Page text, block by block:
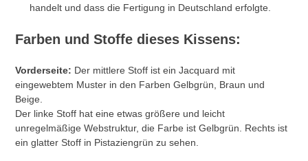
handelt und dass die Fertigung in Deutschland erfolgte.
Farben und Stoffe dieses Kissens:
Vorderseite: Der mittlere Stoff ist ein Jacquard mit
eingewebtem Muster in den Farben Gelbgrün, Braun und
Beige.
Der linke Stoff hat eine etwas größere und leicht
unregelmäßige Webstruktur, die Farbe ist Gelbgrün. Rechts ist
ein glatter Stoff in Pistaziengrün zu sehen.